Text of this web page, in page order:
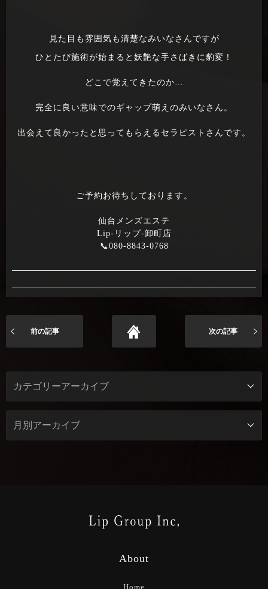
見た目も雰囲気も清楚なみいなさんですが
ひとたび施術が始まると妖艶な手さばきに豹変！
どこで覚えてきたのか…
完全に良い意味でのギャップ萌えのみいなさん。
出会えて良かったと思ってもらえるセラピストさんです。
ご予約お待ちしております。
仙台メンズエステ
Lip-リップ-卸町店
📞080-8843-0768
前の記事 次の記事
About
Home